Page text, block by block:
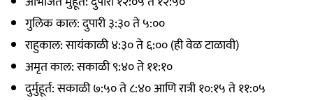
गुलिक काल: दुपारी ३:३० ते ५:००
राहुकाल: सायंकाळी ४:३० ते ६:०० (ही वेळ टाळावी)
अमृत काल: सकाळी ९:४० ते ११:१०
दुर्मुहूर्त: सकाळी ७:५० ते ८:४० आणि रात्री १०:१५ ते ११:०५